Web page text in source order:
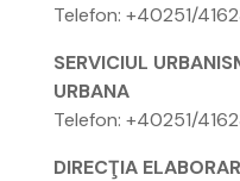
Telefon: +40251/
SERVICIUL
URBANA
Telefon: +40251/
DIRECŢIA